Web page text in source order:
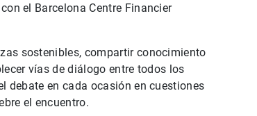
el Barcelona Centre Financier
sostenibles, compartir conocimiento
vías de diálogo entre todos los
debate en cada ocasión en cuestiones
el encuentro.